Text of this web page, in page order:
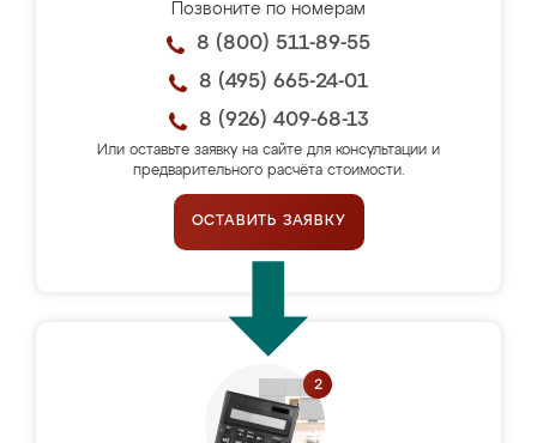
Позвоните по номерам
8 (800) 511-89-55
8 (495) 665-24-01
8 (926) 409-68-13
Или оставьте заявку на сайте для консультации и
предварительного расчёта стоимости.
ОСТАВИТЬ ЗАЯВКУ